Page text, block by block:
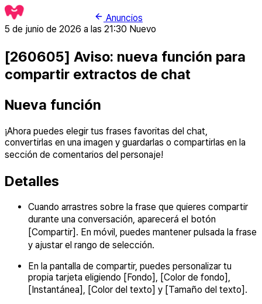
Anuncios
5 de junio de 2026 a las 21:30 Nuevo
[260605] Aviso: nueva función para
compartir extractos de chat
Nueva función
¡Ahora puedes elegir tus frases favoritas del chat,
convertirlas en una imagen y guardarlas o compartirlas en la
sección de comentarios del personaje!
Detalles
Cuando arrastres sobre la frase que quieres compartir
durante una conversación, aparecerá el botón
[Compartir]. En móvil, puedes mantener pulsada la frase
y ajustar el rango de selección.
En la pantalla de compartir, puedes personalizar tu
propia tarjeta eligiendo [Fondo], [Color de fondo],
[Instantánea], [Color del texto] y [Tamaño del texto].